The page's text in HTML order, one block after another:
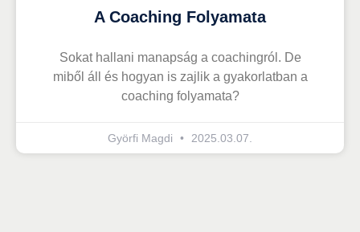
A Coaching Folyamata
Sokat hallani manapság a coachingról. De
miből áll és hogyan is zajlik a gyakorlatban a
coaching folyamata?
Györfi Magdi 2025.03.07.